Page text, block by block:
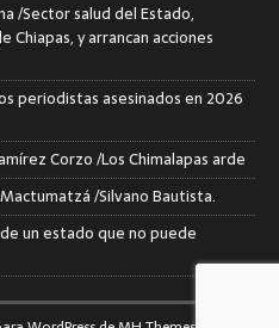
/Sector salud del Estado,
y arrancan acciones
periodistas asesinados en 2026
Corzo /Los Chimalapas arde
/Silvano Bautista.
un estado que no puede